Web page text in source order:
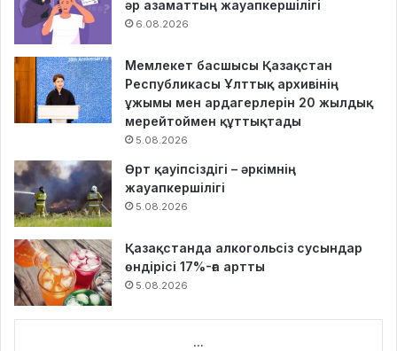
әр азаматтың жауапкершілігі
6.08.2026
Мемлекет басшысы Қазақстан
Республикасы Ұлттық архивінің
ұжымы мен ардагерлерін 20 жылдық
мерейтоймен құттықтады
5.08.2026
Өрт қауіпсіздігі – әркімнің
жауапкершілігі
5.08.2026
Қазақстанда алкогольсіз сусындар
өндірісі 17%-ға артты
5.08.2026
...